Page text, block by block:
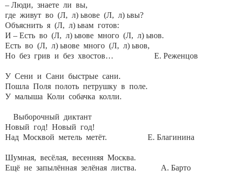
– Люди, знаете ли вы,
где живут во (Л, л) ьвове (Л, л) ьвы?
Объяснить я (Л, л) ьвам готов:
И – Есть во (Л, л) ьвове много (Л, л) ьвов.
Есть во (Л, л) ьвове много (Л, л) ьвов,
Но без грив и без хвостов… Е. Реженцов
У Сени и Сани быстрые сани.
Пошла Поля полоть петрушку в поле.
У малыша Коли собачка колли.
Выборочный диктант
Новый год! Новый год!
Над Москвой метель метёт. Е. Благинина
Шумная, весёлая, весенняя Москва.
Ещё не запылённая зелёная листва. А. Барто